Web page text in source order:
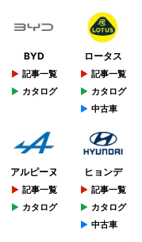
BYD
記事一覧
カタログ
ロータス
記事一覧
カタログ
中古車
アルピーヌ
記事一覧
カタログ
ヒョンデ
記事一覧
カタログ
中古車